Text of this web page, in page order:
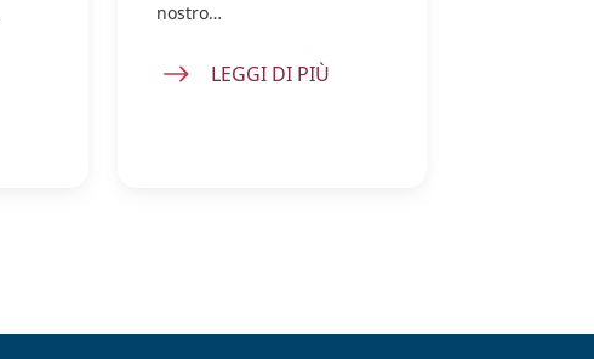
nostro…
LEGGI DI PIÙ